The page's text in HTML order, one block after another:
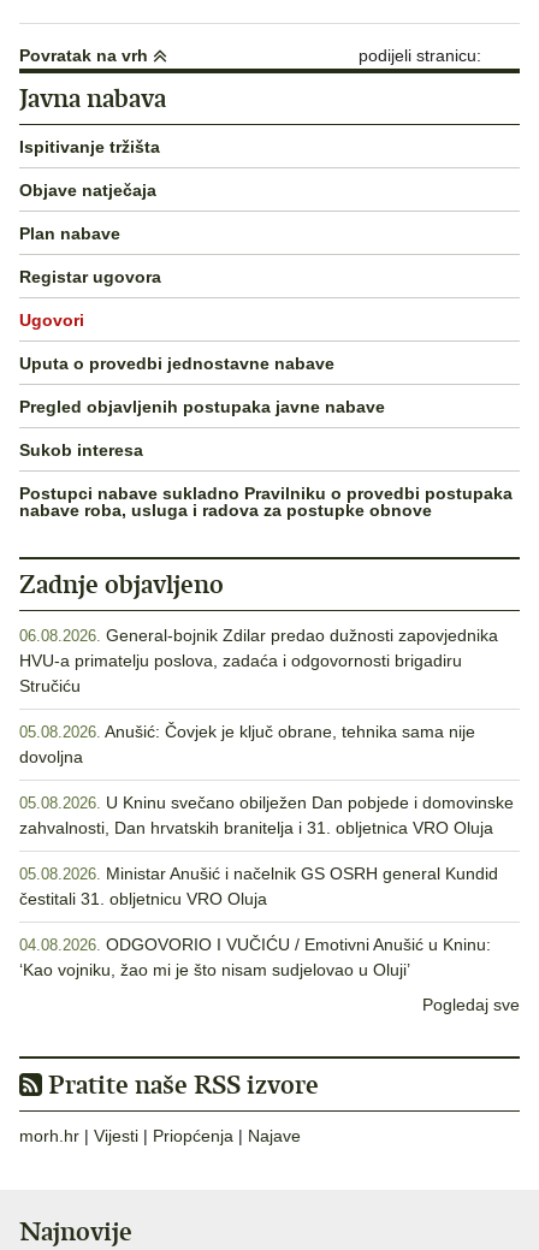
objava
Povratak na vrh podijeli stranicu:
Javna nabava
Ispitivanje tržišta
Objave natječaja
Plan nabave
Registar ugovora
Ugovori
Uputa o provedbi jednostavne nabave
Pregled objavljenih postupaka javne nabave
Sukob interesa
Postupci nabave sukladno Pravilniku o provedbi postupaka
nabave roba, usluga i radova za postupke obnove
Zadnje objavljeno
06.08.2026. General-bojnik Zdilar predao dužnosti zapovjednika
HVU-a primatelju poslova, zadaća i odgovornosti brigadiru
Stručiću
05.08.2026. Anušić: Čovjek je ključ obrane, tehnika sama nije
dovoljna
05.08.2026. U Kninu svečano obilježen Dan pobjede i domovinske
zahvalnosti, Dan hrvatskih branitelja i 31. obljetnica VRO Oluja
05.08.2026. Ministar Anušić i načelnik GS OSRH general Kundid
čestitali 31. obljetnicu VRO Oluja
04.08.2026. ODGOVORIO I VUČIĆU / Emotivni Anušić u Kninu:
‘Kao vojniku, žao mi je što nisam sudjelovao u Oluji’
Pogledaj sve
Pratite naše RSS izvore
morh.hr | Vijesti | Priopćenja | Najave
Najnovije